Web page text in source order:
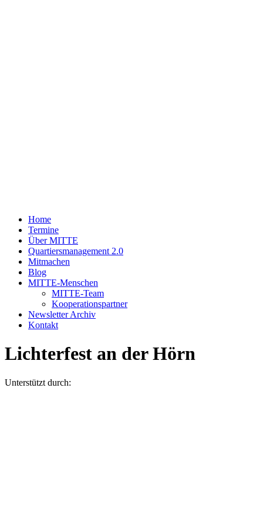
Home
Termine
Über MITTE
Quartiersmanagement 2.0
Mitmachen
Blog
MITTE-Menschen
MITTE-Team
Kooperationspartner
Newsletter Archiv
Kontakt
Lichterfest an der Hörn
Unterstützt durch: